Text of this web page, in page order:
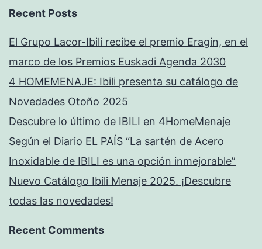
Recent Posts
El Grupo Lacor-Ibili recibe el premio Eragin, en el
marco de los Premios Euskadi Agenda 2030
4 HOMEMENAJE: Ibili presenta su catálogo de
Novedades Otoño 2025
Descubre lo último de IBILI en 4HomeMenaje
Según el Diario EL PAÍS “La sartén de Acero
Inoxidable de IBILI es una opción inmejorable”
Nuevo Catálogo Ibili Menaje 2025. ¡Descubre
todas las novedades!
Recent Comments